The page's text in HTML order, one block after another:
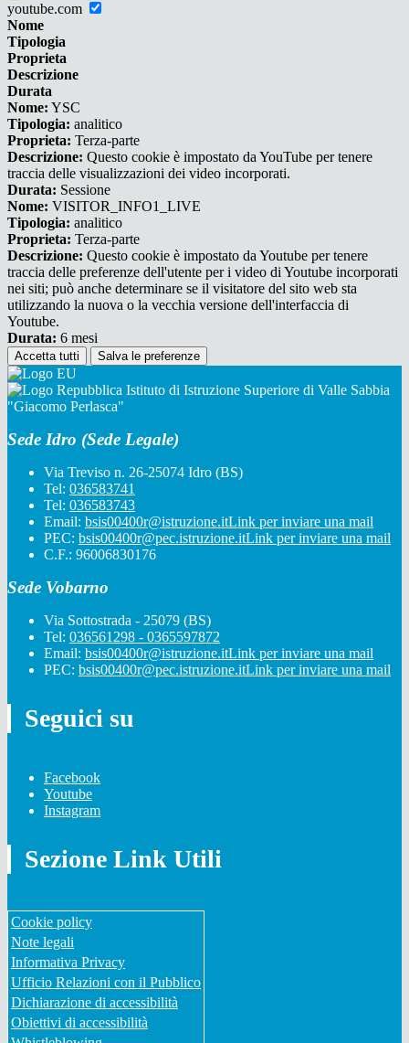
youtube.com
Nome
Tipologia
Proprieta
Descrizione
Durata
Nome: YSC
Tipologia: analitico
Proprieta: Terza-parte
Descrizione: Questo cookie è impostato da YouTube per tenere
traccia delle visualizzazioni dei video incorporati.
Durata: Sessione
Nome: VISITOR_INFO1_LIVE
Tipologia: analitico
Proprieta: Terza-parte
Descrizione: Questo cookie è impostato da Youtube per tenere
traccia delle preferenze dell'utente per i video di Youtube incorporati
nei siti; può anche determinare se il visitatore del sito web sta
utilizzando la nuova o la vecchia versione dell'interfaccia di
Youtube.
Durata: 6 mesi
Accetta tutti Salva le preferenze
Istituto di Istruzione Superiore di Valle Sabbia
"Giacomo Perlasca"
Sede Idro (Sede Legale)
Via Treviso n. 26-25074 Idro (BS)
Tel: 036583741
Tel: 036583743
Email: bsis00400r@istruzione.itLink per inviare una mail
PEC: bsis00400r@pec.istruzione.itLink per inviare una mail
C.F.: 96006830176
Sede Vobarno
Via Sottostrada - 25079 (BS)
Tel: 036561298 - 0365597872
Email: bsis00400r@istruzione.itLink per inviare una mail
PEC: bsis00400r@pec.istruzione.itLink per inviare una mail
Seguici su
Facebook
Youtube
Instagram
Sezione Link Utili
Cookie policy
Note legali
Informativa Privacy
Ufficio Relazioni con il Pubblico
Dichiarazione di accessibilità
Obiettivi di accessibilità